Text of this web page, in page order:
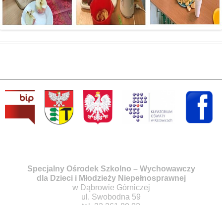
Specjalny Ośrodek Szkolno – Wychowawczy
dla Dzieci i Młodzieży Niepełnosprawnej
w Dąbrowie Górniczej
ul. Swobodna 59